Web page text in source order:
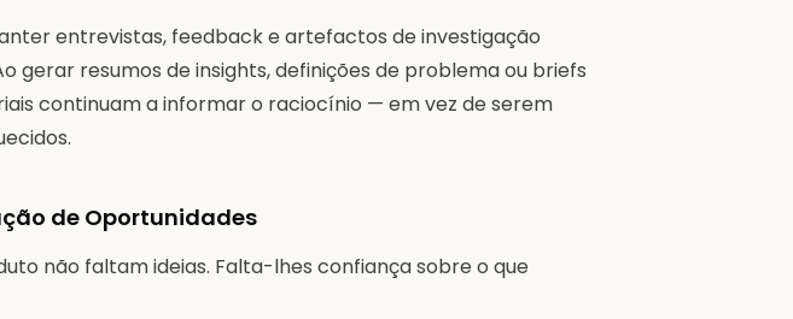
entrevistas, feedback e artefactos de investigação
gerar resumos de insights, definições de problema ou briefs
continuam a informar o raciocínio — em vez de serem
de Oportunidades
não faltam ideias. Falta-lhes confiança sobre o que